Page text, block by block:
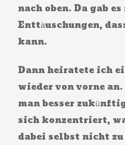
nach oben. Da gab
Enttäuschungen,
kann.
Dann heiratete ich
wieder von vorne
man besser
sich konzentriert,
dabei selbst nicht